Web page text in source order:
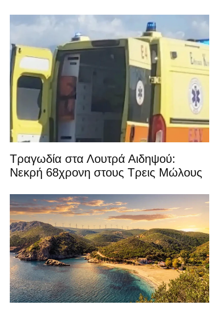
Τραγωδία στα Λουτρά Αιδηψού:
Νεκρή 68χρονη στους Τρεις Μώλους